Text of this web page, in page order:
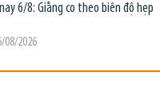
6/8: Giằng co theo biên độ hẹp
08/2026